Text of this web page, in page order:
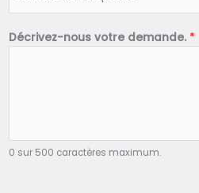
Décrivez-nous votre demande. *
0 sur 500 caractères maximum.